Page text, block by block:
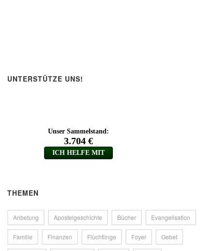
UNTERSTÜTZE UNS!
THEMEN
Anbetung Apostelgeschichte Bücher Evangelisation
Familie Finanzen Flüchtlinge Foyer Gebet